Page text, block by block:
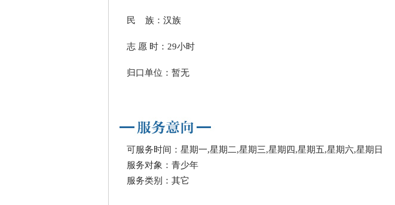
民 族：汉族
志 愿 时：29小时
归口单位：暂无
可服务时间：星期一,星期二,星期三,星期四,星期五,星期六,星期日
服务对象：青少年
服务类别：其它